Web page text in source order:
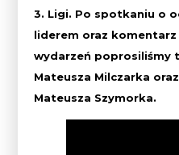
3. Ligi. Po spotkaniu o
liderem oraz
wydarzeń poprosiliśmy
Mateusza Milczarka
Mateusza Szymorka.